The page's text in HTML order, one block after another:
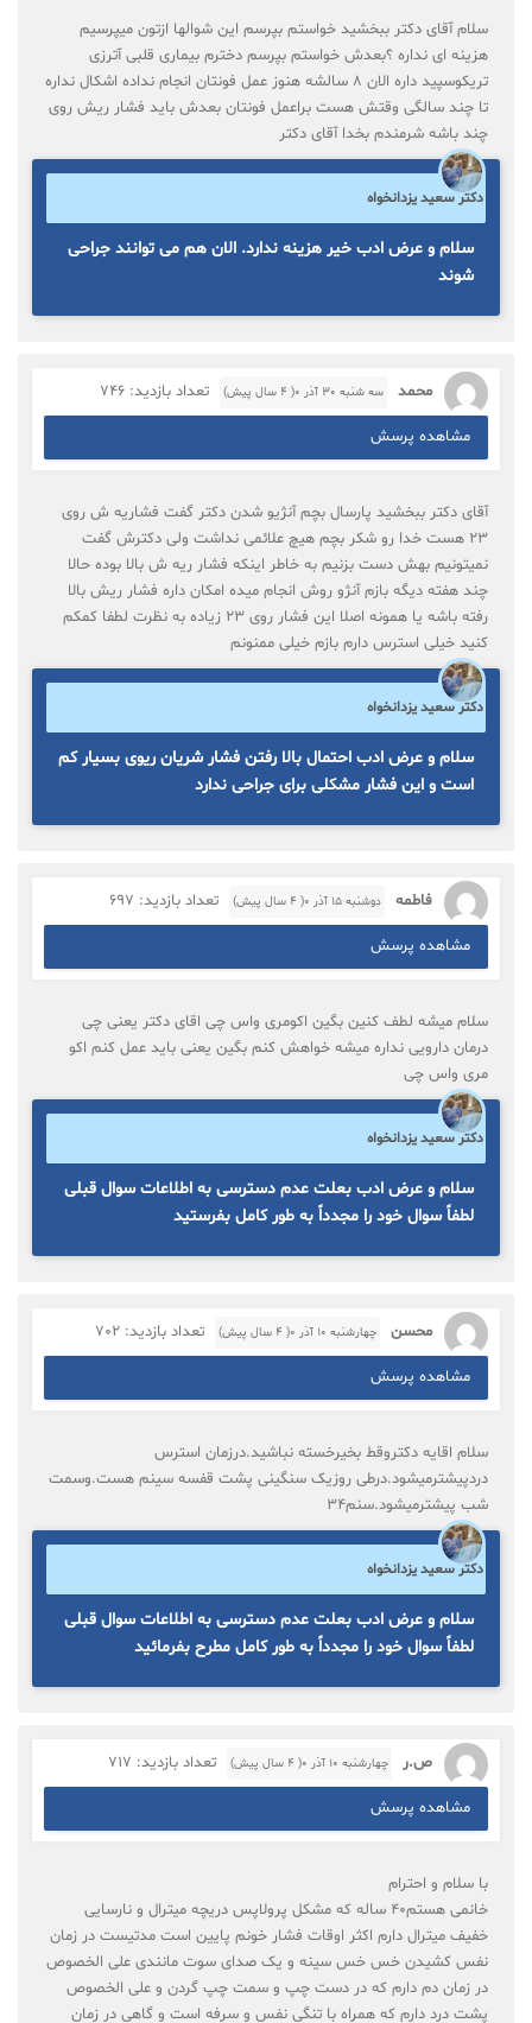
سلام آقای دکتر ببخشید خواستم بپرسم این شوالها ازتون میپرسیم
هزینه ای نداره ؟بعدش خواستم بپرسم دخترم بیماری قلبی آترزی
تریکوسپید داره الان ۸ سالشه هنوز عمل فونتان انجام نداده اشکال نداره
تا چند سالگی وقتش هست براعمل فونتان بعدش باید فشار ریش روی
چند باشه شرمندم بخدا آقای دکتر
دکتر سعید یزدانخواه
سلام و عرض ادب خیر هزینه ندارد. الان هم می توانند جراحی
شوند
محمد سه شنبه ۳۰ آذر ۰( 4 سال پیش) تعداد بازدید: 746
مشاهده پرسش
آقای دکتر ببخشید پارسال بچم آنژیو شدن دکتر گفت فشاریه ش روی
۲۳ هست خدا رو شکر بچم هیچ علائمی نداشت ولی دکترش گفت
نمیتونیم بهش دست بزنیم به خاطر اینکه فشار ریه ش بالا بوده حالا
چند هفته دیگه بازم آنژو روش انجام میده امکان داره فشار ریش بالا
رفته باشه یا همونه اصلا این فشار روی ۲۳ زیاده به نظرت لطفا کمکم
کنید خیلی استرس دارم بازم خیلی ممنونم
دکتر سعید یزدانخواه
سلام و عرض ادب احتمال بالا رفتن فشار شریان ریوی بسیار کم
است و این فشار مشکلی برای جراحی ندارد
فاطمه دوشنبه ۱۵ آذر ۰( 4 سال پیش) تعداد بازدید: 697
مشاهده پرسش
سلام میشه لطف کنین بگین اکومری واس چی اقای دکتر یعنی چی
درمان دارویی نداره میشه خواهش کنم بگین یعنی باید عمل کنم اکو
مری واس چی
دکتر سعید یزدانخواه
سلام و عرض ادب بعلت عدم دسترسی به اطلاعات سوال قبلی
لطفاً سوال خود را مجدداً به طور کامل بفرستید
محسن چهارشنبه ۱۰ آذر ۰( 4 سال پیش) تعداد بازدید: 702
مشاهده پرسش
سلام اقایه دکتروقط بخیرخسته نباشید‌.درزمان استرس
دردپیشترمیشود.درطی روزیک سنگینی پشت قفسه سینم هست.وسمت
شب پیشترمیشود.سنم۳۴
دکتر سعید یزدانخواه
سلام و عرض ادب بعلت عدم دسترسی به اطلاعات سوال قبلی
لطفاً سوال خود را مجدداً به طور کامل مطرح بفرمائید
ص.ر چهارشنبه ۱۰ آذر ۰( 4 سال پیش) تعداد بازدید: 717
مشاهده پرسش
با سلام و احترام
خانمی هستم40 ساله که مشکل پرولاپس دریچه میترال و نارسایی
خفیف میترال دارم اکثر اوقات فشار خونم پایین است مدتیست در زمان
نفس کشیدن خس خس سینه و یک صدای سوت مانندی علی الخصوص
در زمان دم دارم که در دست چپ و سمت چپ گردن و علی الخصوص
پشت درد دارم که همراه با تنگی نفس و سرفه است و گاهی در زمان